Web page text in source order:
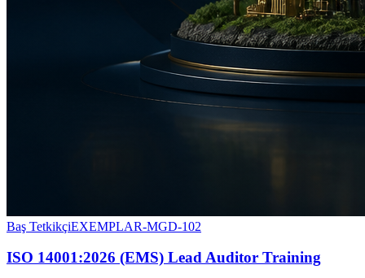
Baş TetkikçiEXEMPLAR-MGD-102
ISO 14001:2026 (EMS) Lead Auditor Training